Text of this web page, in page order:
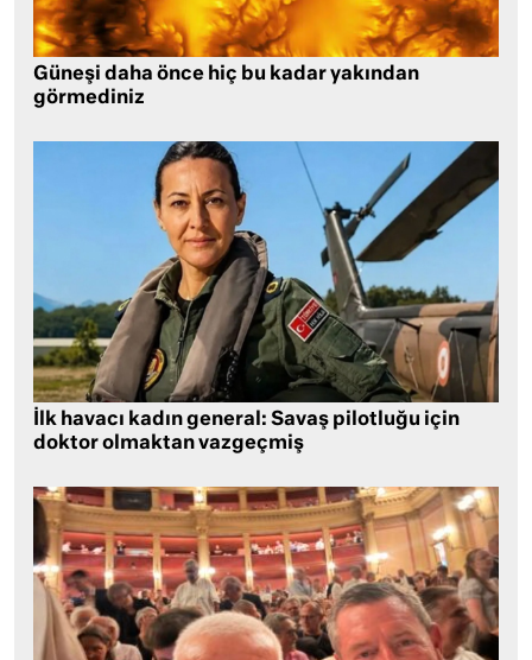
Güneşi daha önce hiç bu kadar yakından
görmediniz
İlk havacı kadın general: Savaş pilotluğu için
doktor olmaktan vazgeçmiş